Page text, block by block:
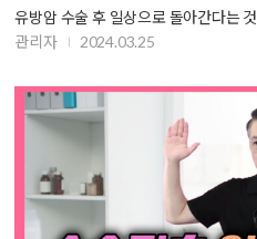
유방암 수술 후 일상으로 돌아간다는 것
관리자
2024.03.25